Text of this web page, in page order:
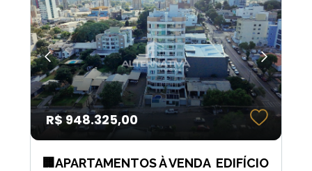
R$ 948.325,00
🏢APARTAMENTOS À VENDA  EDIFÍCIO